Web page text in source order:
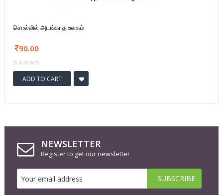
சொல்லில் அடங்காத உலகம்
90.00
ADD TO CART
NEWSLETTER
Register to get our newsletter